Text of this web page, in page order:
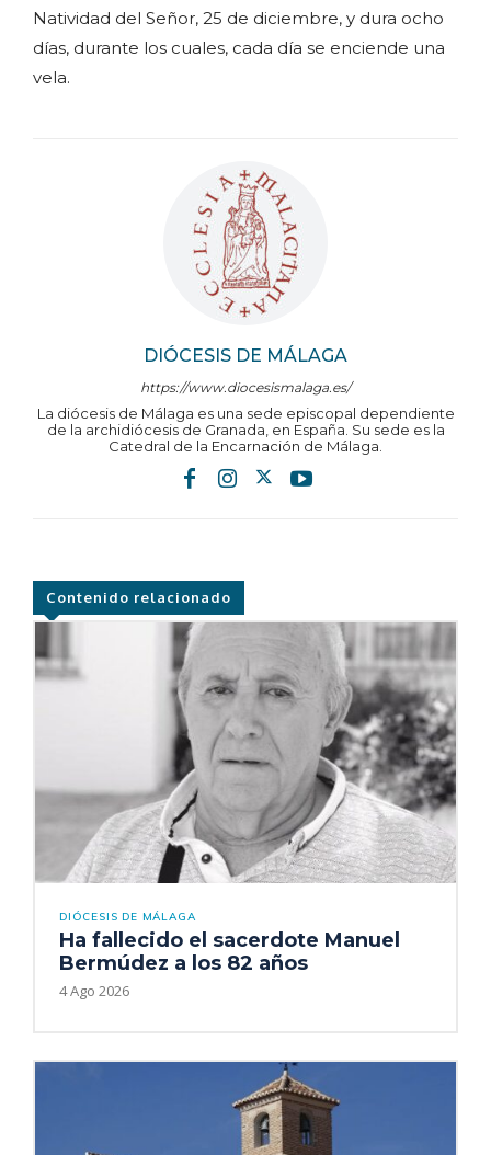
DIÓCESIS DE MÁLAGA
https://www.diocesismalaga.es/
La diócesis de Málaga es una sede episcopal dependiente
de la archidiócesis de Granada, en España. Su sede es la
Catedral de la Encarnación de Málaga.
Natividad del Señor, 25 de diciembre, y dura ocho
días, durante los cuales, cada día se enciende una
vela.
Contenido relacionado
DIÓCESIS DE MÁLAGA
Ha fallecido el sacerdote Manuel
Bermúdez a los 82 años
4 Ago 2026